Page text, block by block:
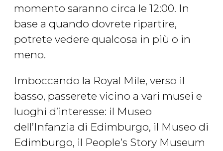
momento saranno circa le 12:00. In
base a quando dovrete ripartire,
potrete vedere qualcosa in più o in
meno.
Imboccando la Royal Mile, verso il
basso, passerete vicino a vari musei e
luoghi d’interesse: il Museo
dell’Infanzia di Edimburgo, il Museo di
Edimburgo, il People’s Story Museum